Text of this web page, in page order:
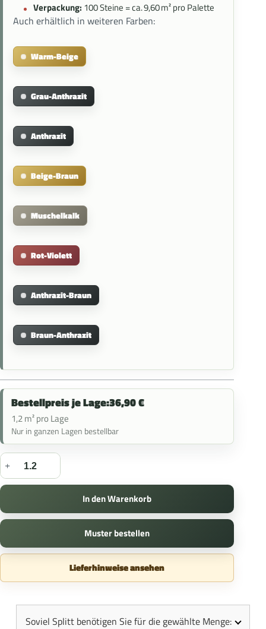
Verpackung: 100 Steine = ca. 9,60 m² pro Palette
Auch erhältlich in weiteren Farben:
Warm-Beige
Grau-Anthrazit
Anthrazit
Beige-Braun
Muschelkalk
Rot-Violett
Anthrazit-Braun
Braun-Anthrazit
Bestellpreis je Lage:36,90€
1,2 m² pro Lage
Nur in ganzen Lagen bestellbar
In den Warenkorb
Muster bestellen
Lieferhinweise ansehen
Soviel Splitt benötigen Sie für die gewählte Menge: